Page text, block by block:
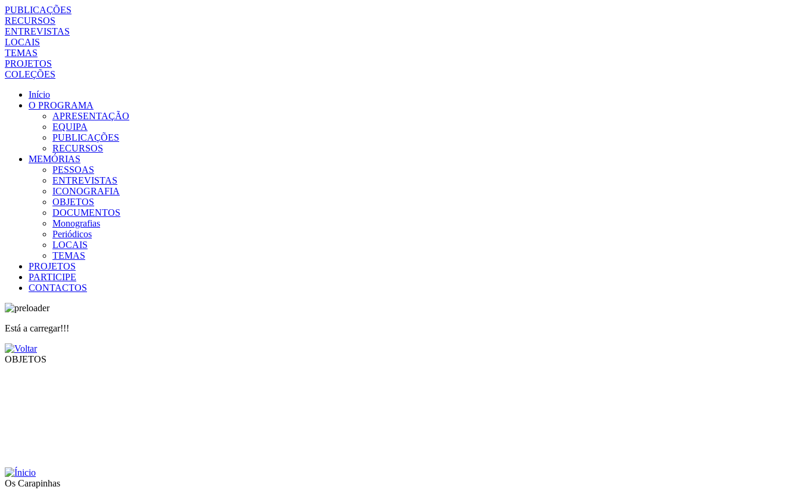
PUBLICAÇÕES
RECURSOS
ENTREVISTAS
LOCAIS
TEMAS
PROJETOS
COLEÇÕES
Início
O PROGRAMA
APRESENTAÇÃO
EQUIPA
PUBLICAÇÕES
RECURSOS
MEMÓRIAS
PESSOAS
ENTREVISTAS
ICONOGRAFIA
OBJETOS
DOCUMENTOS
Monografias
Periódicos
LOCAIS
TEMAS
PROJETOS
PARTICIPE
CONTACTOS
Está a carregar!!!
OBJETOS
Os Carapinhas